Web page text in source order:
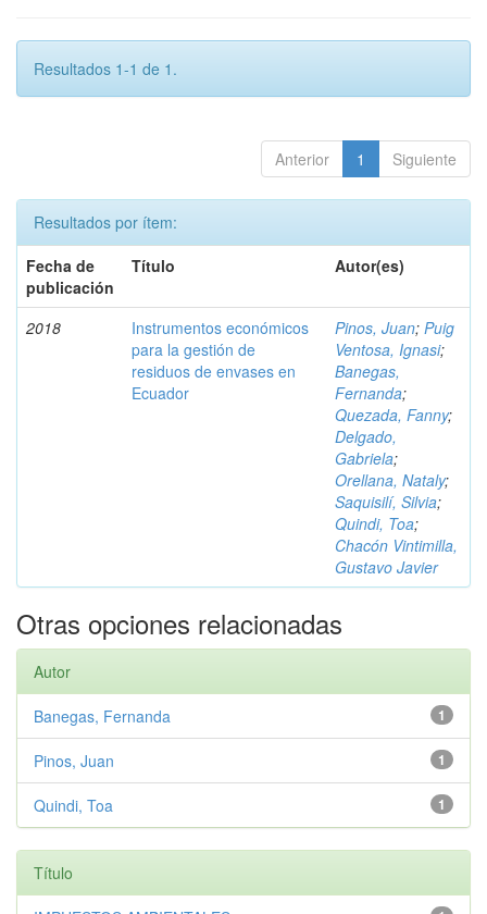
Resultados 1-1 de 1.
Anterior 1 Siguiente
Resultados por ítem:
Fecha de
publicación
Título Autor(es)
2018
Instrumentos económicos
para la gestión de
residuos de envases en
Ecuador
Pinos, Juan; Puig
Ventosa, Ignasi;
Banegas,
Fernanda;
Quezada, Fanny;
Delgado,
Gabriela;
Orellana, Nataly;
Saquisilí, Silvia;
Quindi, Toa;
Chacón Vintimilla,
Gustavo Javier
Otras opciones relacionadas
Autor
1
Banegas, Fernanda
1
Pinos, Juan
1
Quindi, Toa
Título